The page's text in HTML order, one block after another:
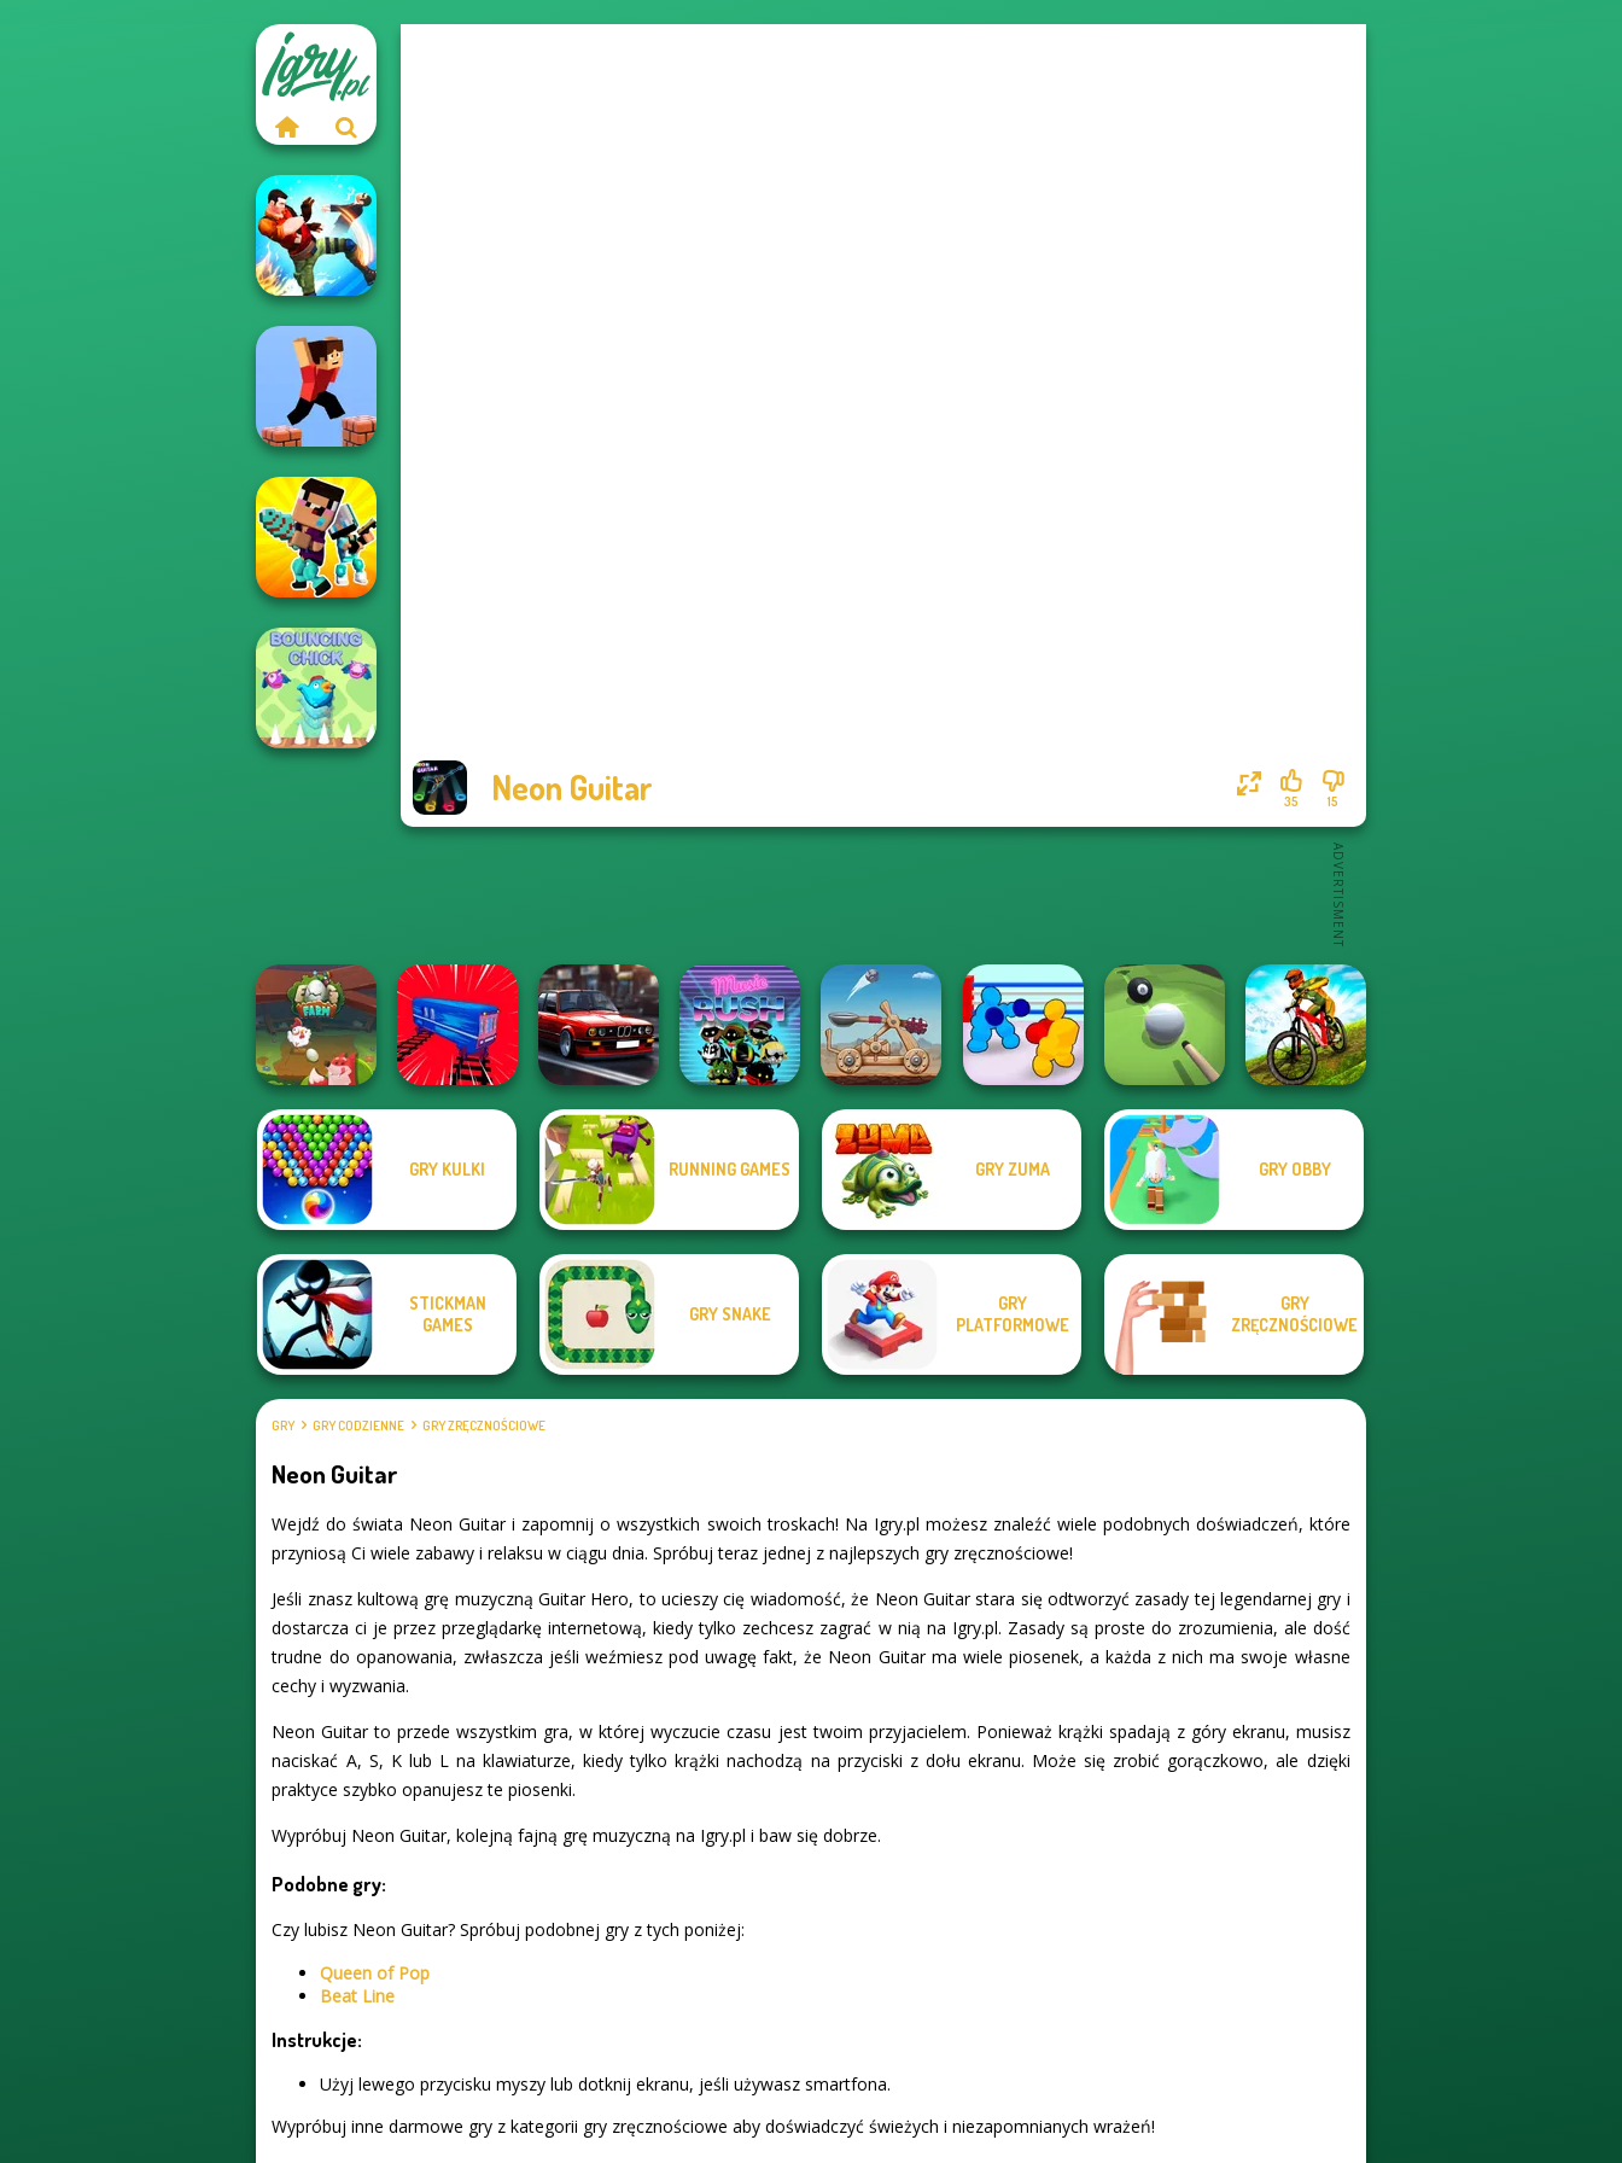
Neon Guitar 15
35
Gang Brawlers
Parkour Block 3D
Noob vs Pro
Challenge
Egg Farm
Highway Cars
Traffic Racer
Clash of Stone
Boxing Gang
Pool Master 3D
MX Offroad
GRY KULKI RUNNING GAMES GRY ZUMA GRY OBBY
STICKMAN
GAMES
GRY SNAKE
GRY
PLATFORMOWE
GRY
ZRĘCZNOŚCIOWE
GRY GRY CODZIENNE GRY ZRĘCZNOŚCIOWE
Neon Guitar
Wejdź do świata Neon Guitar i zapomnij o wszystkich swoich troskach! Na Igry.pl możesz znaleźć wiele podobnych doświadczeń, które
przyniosą Ci wiele zabawy i relaksu w ciągu dnia. Spróbuj teraz jednej z najlepszych gry zręcznościowe!
Jeśli znasz kultową grę muzyczną Guitar Hero, to ucieszy cię wiadomość, że Neon Guitar stara się odtworzyć zasady tej legendarnej gry i
dostarcza ci je przez przeglądarkę internetową, kiedy tylko zechcesz zagrać w nią na Igry.pl. Zasady są proste do zrozumienia, ale dość
trudne do opanowania, zwłaszcza jeśli weźmiesz pod uwagę fakt, że Neon Guitar ma wiele piosenek, a każda z nich ma swoje własne
cechy i wyzwania.
Neon Guitar to przede wszystkim gra, w której wyczucie czasu jest twoim przyjacielem. Ponieważ krążki spadają z góry ekranu, musisz
naciskać A, S, K lub L na klawiaturze, kiedy tylko krążki nachodzą na przyciski z dołu ekranu. Może się zrobić gorączkowo, ale dzięki
praktyce szybko opanujesz te piosenki.
Wypróbuj Neon Guitar, kolejną fajną grę muzyczną na Igry.pl i baw się dobrze.
Podobne gry:
Czy lubisz Neon Guitar? Spróbuj podobnej gry z tych poniżej:
Queen of Pop
Beat Line
Instrukcje:
Użyj lewego przycisku myszy lub dotknij ekranu, jeśli używasz smartfona.
Wypróbuj inne darmowe gry z kategorii gry zręcznościowe aby doświadczyć świeżych i niezapomnianych wrażeń!